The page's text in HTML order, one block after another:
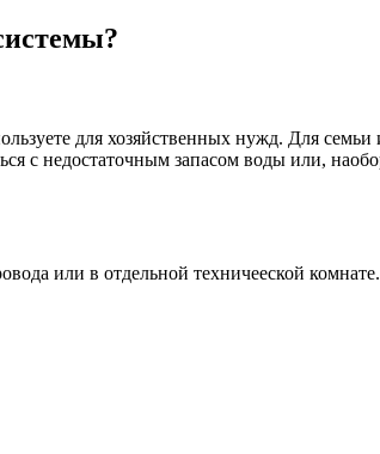
для хозяйственных нужд. Для
с недостаточным запасом воды или,
или в отдельной техничееской